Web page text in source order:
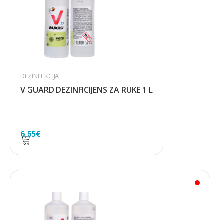
6,65€
DEZINFEKCIJA
V GUARD DEZINFICIJENS ZA RUKE 1 L